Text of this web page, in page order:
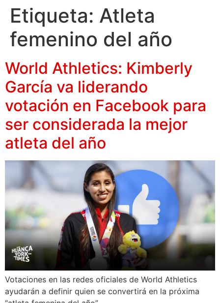
Etiqueta: Atleta
femenino del año
World Athletics: Kimberly
García va liderando
votación en Facebook para
ser considerada la mejor
atleta del año
Votaciones en las redes oficiales de World Athletics
ayudarán a definir quien se convertirá en la próxima